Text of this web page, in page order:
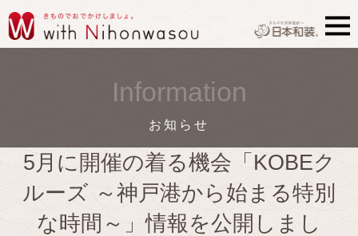
Information
お知らせ
5月に開催の着る機会「KOBEク
ルーズ ～神戸港から始まる特別
な時間～」情報を公開しまし